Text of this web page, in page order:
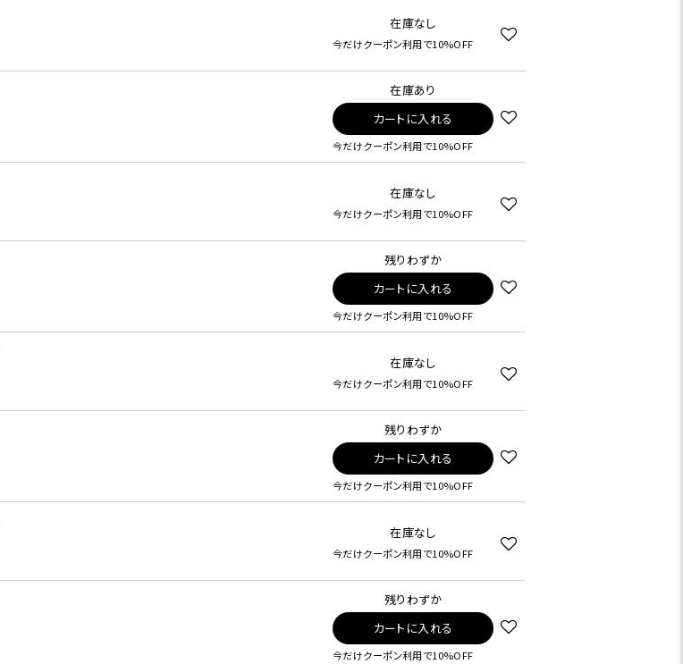
在庫なし
今だけクーポン利用で10%OFF
在庫あり
カートに入れる
今だけクーポン利用で10%OFF
在庫なし
今だけクーポン利用で10%OFF
残りわずか
カートに入れる
今だけクーポン利用で10%OFF
在庫なし
今だけクーポン利用で10%OFF
残りわずか
カートに入れる
今だけクーポン利用で10%OFF
在庫なし
今だけクーポン利用で10%OFF
残りわずか
カートに入れる
今だけクーポン利用で10%OFF